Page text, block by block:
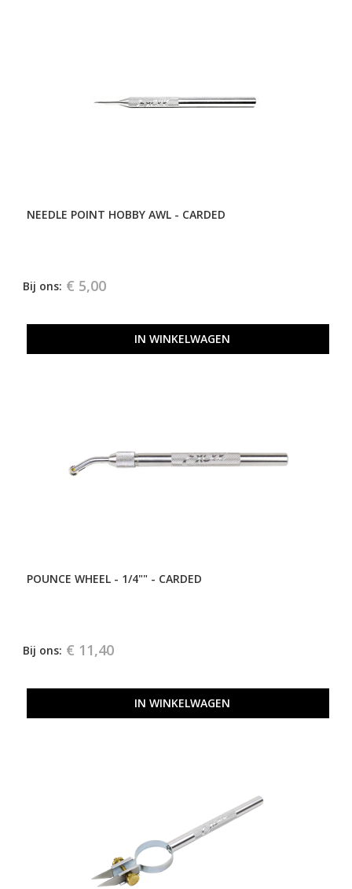
NEEDLE POINT HOBBY AWL - CARDED
Bij ons: € 5,00
IN WINKELWAGEN
POUNCE WHEEL - 1/4"" - CARDED
Bij ons: € 11,40
IN WINKELWAGEN